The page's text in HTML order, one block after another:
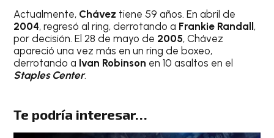
Actualmente, Chávez tiene 59 años. En abril de
2004, regresó al ring, derrotando a Frankie Randall,
por decisión. El 28 de mayo de 2005, Chávez
apareció una vez más en un ring de boxeo,
derrotando a Ivan Robinson en 10 asaltos en el
Staples Center.
Te podría interesar…